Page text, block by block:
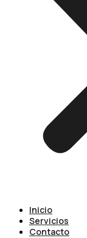
Inicio
Servicios
Contacto